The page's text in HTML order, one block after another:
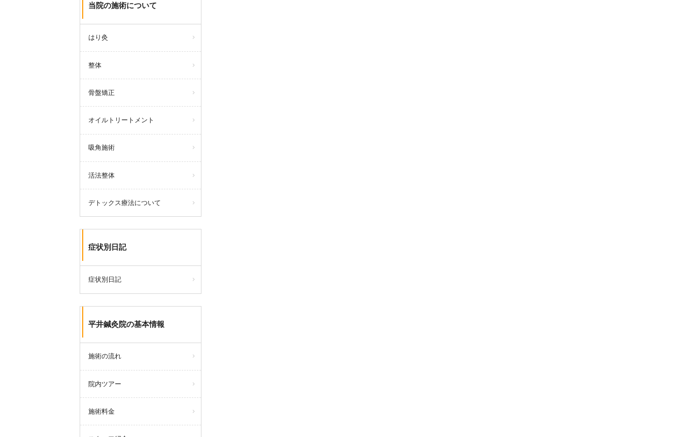
当院の施術について
はり灸
整体
骨盤矯正
オイルトリートメント
吸角施術
活法整体
デトックス療法について
症状別日記
症状別日記
平井鍼灸院の基本情報
施術の流れ
院内ツアー
施術料金